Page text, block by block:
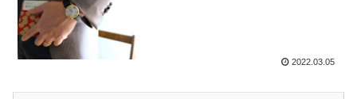
2022.03.05